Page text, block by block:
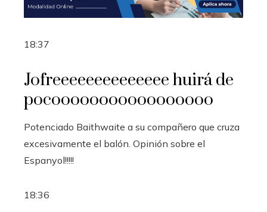
18:37
Jofreeeeeeeeeeeeee huirá de
pocooooooooooooooooo
Potenciado Baithwaite a su compañero que cruza
excesivamente el balón. Opinión sobre el
Espanyol!!!!!
18:36